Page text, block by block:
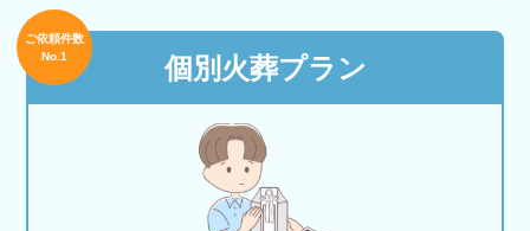
個別火葬プラン
ご依頼件数
No.1